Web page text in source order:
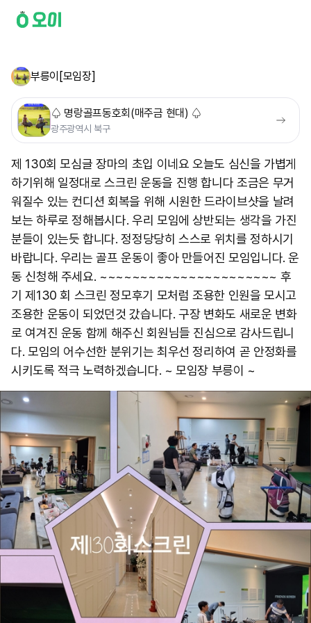
부릉이[모임장]
♤ 명랑골프동호회(매주금 현대) ♤
광주광역시 북구
제 130회 모심글 장마의 초입 이네요 오늘도 심신을 가볍게
하기위해 일정대로 스크린 운동을 진행 합니다 조금은 무거
워질수 있는 컨디션 회복을 위해 시원한 드라이브샷을 날려
보는 하루로 정해봅시다. 우리 모임에 상반되는 생각을 가진
분들이 있는듯 합니다. 정정당당히 스스로 위치를 정하시기
바랍니다. 우리는 골프 운동이 좋아 만들어진 모임입니다. 운
동 신청해 주세요. ~~~~~~~~~~~~~~~~~~~~~~ 후
기 제130 회 스크린 정모후기 모처럼 조용한 인원을 모시고
조용한 운동이 되었던것 갔습니다. 구장 변화도 새로운 변화
로 여겨진 운동 함께 해주신 회원님들 진심으로 감사드립니
다. 모임의 어수선한 분위기는 최우선 정리하여 곧 안정화를
시키도록 적극 노력하겠습니다. ~ 모임장 부릉이 ~